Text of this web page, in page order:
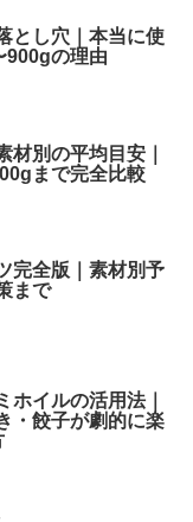
とし穴｜本当に使
900gの理由
材別の平均目安｜
まで完全比較
完全版｜素材別予
まで
ホイルの活用法｜
・餃子が劇的に楽